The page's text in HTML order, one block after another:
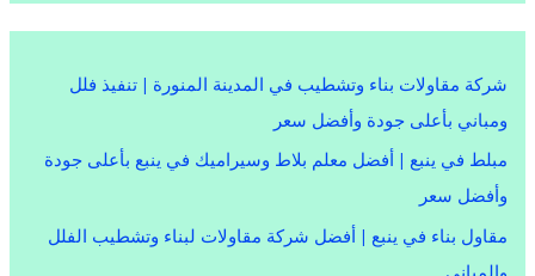
شركة مقاولات بناء وتشطيب في المدينة المنورة | تنفيذ فلل
ومباني بأعلى جودة وأفضل سعر
مبلط في ينبع | أفضل معلم بلاط وسيراميك في ينبع بأعلى جودة
وأفضل سعر
مقاول بناء في ينبع | أفضل شركة مقاولات لبناء وتشطيب الفلل